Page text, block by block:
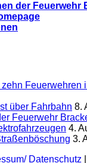
der Feuerwehr
Feuerwehren
über Fahrbahn 8.
Feuerwehr
4.
3.
Datenschutz